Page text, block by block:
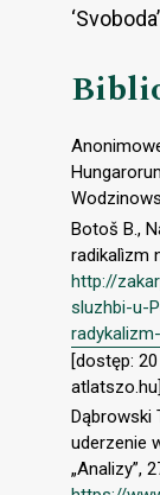
Botoš B.,
radikalìzm
http://
sluzhbi-u-
[dostęp:
atlatszo.hu].
Dąbrowski
uderzenie
„Analizy”,